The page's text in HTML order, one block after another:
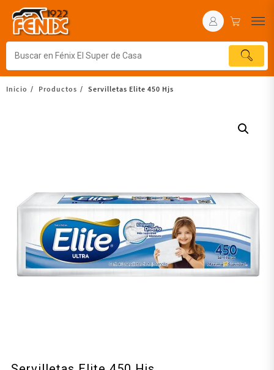
Inicio Productos Servilletas Elite 450 Hjs